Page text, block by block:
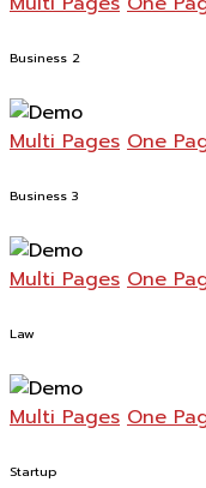
Business 2
Multi Pages One
Business 3
Multi Pages One
Law
Multi Pages One
Startup